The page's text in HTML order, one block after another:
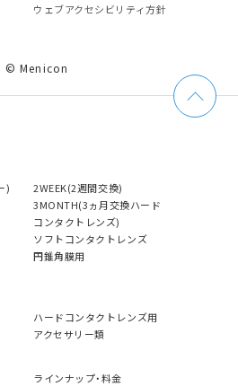
ウェブアクセシビリティ方針
© Menicon
)
2WEEK(2週間交換)
3MONTH(3ヵ月交換ハード
コンタクトレンズ)
ソフトコンタクトレンズ
円錐角膜用
ハードコンタクトレンズ用
アクセサリー類
ラインナップ・料金